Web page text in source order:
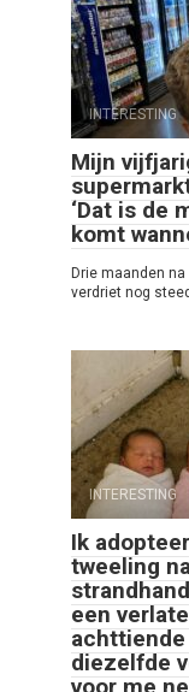
INTERESTING
Mijn
‘Dat is de
komt
Drie maanden
verdriet nog
INTERESTING
Ik
tweeling
een
achttiende
diezelfde